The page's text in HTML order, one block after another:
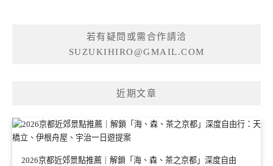
若有疑問或需合作請洽
SUZUKIHIRO@GMAIL.COM
近期文章
2026京都近郊景點推薦｜解鎖「海、森、茶之京都」深度自由